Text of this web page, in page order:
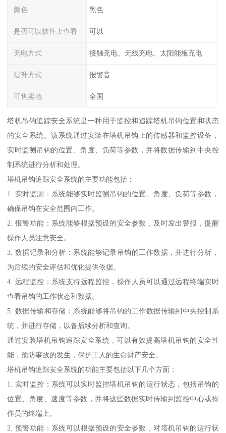
颜色 黑色
是否可以软件上查看 可以
充电方式 接触充电、无线充电、太阳能板充电
提升方式 报警音
可售卖地 全国
塔机吊钩追踪安全系统是一种用于监控和追踪塔机吊钩位置和状态
的安全系统。该系统通过安装在塔机吊钩上的传感器和监控设备，
实时监测吊钩的位置、角度、负荷等参数，并将数据传输到中央控
制系统进行分析和处理。
塔机吊钩追踪安全系统的主要功能包括：
1. 实时监测：系统能够实时监测吊钩的位置、角度、负荷等参数，
确保吊钩在安全范围内工作。
2. 报警功能：系统能够根据预设的安全参数，及时发出警报，提醒
操作人员注意安全。
3. 数据记录和分析：系统能够记录吊钩的工作数据，并进行分析，
为后续的安全评估和优化提供依据。
4. 远程监控：系统支持远程监控，操作人员可以通过远程终端实时
查看吊钩的工作状态和数据。
5. 数据传输和存储：系统能够将吊钩的工作数据传输到中央控制系
统，并进行存储，以备后续分析和查询。
通过安装塔机吊钩追踪安全系统，可以有效提高塔机吊钩的安全性
能，预防事故的发生，保护工人的生命财产安全。
塔机吊钩追踪安全系统的功能主要包括以下几个方面：
1. 实时监控：系统可以实时监控塔机吊钩的运行状态，包括吊钩的
位置、角度、速度等参数，并将这些数据实时传输到监控中心或操
作员的终端上。
2. 预警功能：系统可以根据预设的安全参数，对塔机吊钩的运行状